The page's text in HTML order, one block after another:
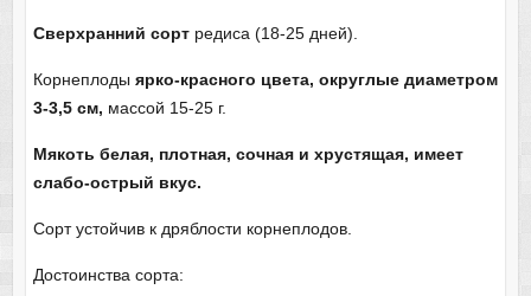
Сверхранний сортредиса (18-25 дней).
Корнеплоды ярко-красного цвета, округлые диаметром
3-3,5 см, массой 15-25 г.
Мякоть белая, плотная, сочная и хрустящая, имеет
слабо-острый вкус.
Сорт устойчив к дряблости корнеплодов.
Достоинства сорта: